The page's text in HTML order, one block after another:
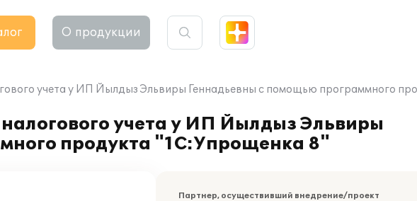
О продукции
учета у ИП Йылдыз Эльвиры Геннадьевны с помощью программного
учета у ИП Йылдыз Эльвиры
продукта "1С:Упрощенка 8"
Партнер, осуществивший внедрение/проект